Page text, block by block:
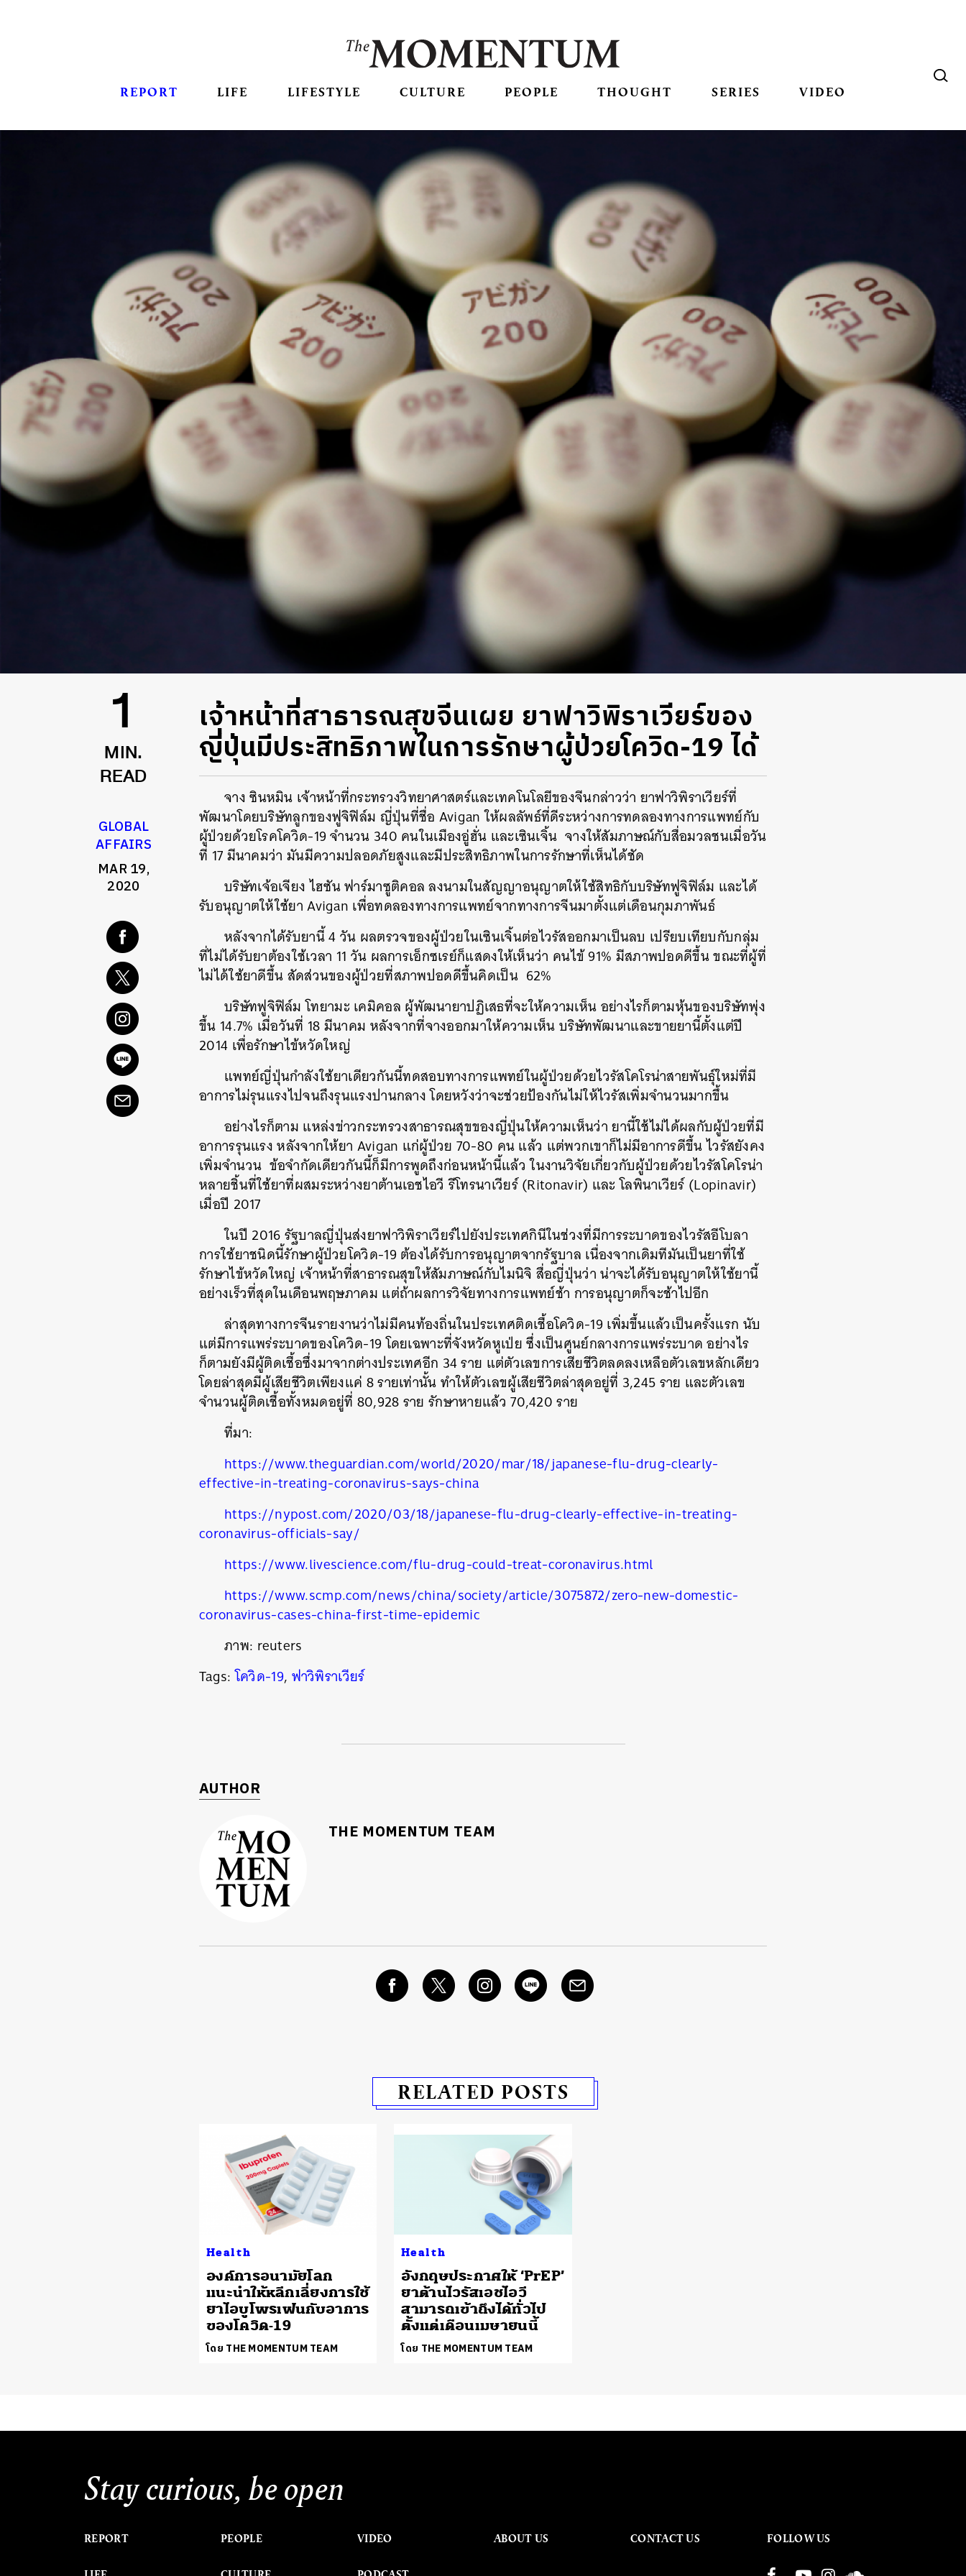
REPORT LIFE LIFESTYLE CULTURE PEOPLE THOUGHT SERIES VIDEO
1
MIN.
READ
GLOBAL
AFFAIRS
MAR 19,
2020
เจ้าหน้าที่สาธารณสุขจีนเผย ยาฟาวิพิราเวียร์ของ
ญี่ปุ่นมีประสิทธิภาพในการรักษาผู้ป่วยโควิด-19 ได้
จาง ซินหมิน เจ้าหน้าที่กระทรวงวิทยาศาสตร์และเทคโนโลยีของจีนกล่าวว่า ยาฟาวิพิราเวียร์ที่
พัฒนาโดยบริษัทลูกของฟูจิฟิล์ม ญี่ปุ่นที่ชื่อ Avigan ให้ผลลัพธ์ที่ดีระหว่างการทดลองทางการแพทย์กับ
ผู้ป่วยด้วยโรคโควิด-19 จำนวน 340 คนในเมืองอู่ฮั่น และเซินเจิ้น จางให้สัมภาษณ์กับสื่อมวลชนเมื่อวัน
ที่ 17 มีนาคมว่า มันมีความปลอดภัยสูงและมีประสิทธิภาพในการรักษาที่เห็นได้ชัด
บริษัทเจ้อเจียง ไฮซัน ฟาร์มาซูติคอล ลงนามในสัญญาอนุญาตให้ใช้สิทธิกับบริษัทฟูจิฟิล์ม และได้
รับอนุญาตให้ใช้ยา Avigan เพื่อทดลองทางการแพทย์จากทางการจีนมาตั้งแต่เดือนกุมภาพันธ์
หลังจากได้รับยานี้ 4 วัน ผลตรวจของผู้ป่วยในเซินเจิ้นต่อไวรัสออกมาเป็นลบ เปรียบเทียบกับกลุ่ม
ที่ไม่ได้รับยาต้องใช้เวลา 11 วัน ผลการเอ็กซเรย์ก็แสดงให้เห็นว่า คนไข้ 91% มีสภาพปอดดีขึ้น ขณะที่ผู้ที่
ไม่ได้ใช้ยาดีขึ้น สัดส่วนของผู้ป่วยที่สภาพปอดดีขึ้นคิดเป็น 62%
บริษัทฟูจิฟิล์ม โทยามะ เคมิคอล ผู้พัฒนายาปฏิเสธที่จะให้ความเห็น อย่างไรก็ตามหุ้นของบริษัทพุ่ง
ขึ้น 14.7% เมื่อวันที่ 18 มีนาคม หลังจากที่จางออกมาให้ความเห็น บริษัทพัฒนาและขายยานี้ตั้งแต่ปี
2014 เพื่อรักษาไข้หวัดใหญ่
แพทย์ญี่ปุ่นกำลังใช้ยาเดียวกันนี้ทดสอบทางการแพทย์ในผู้ป่วยด้วยไวรัสโคโรน่าสายพันธุ์ใหม่ที่มี
อาการไม่รุนแรงไปจนถึงรุนแรงปานกลาง โดยหวังว่าจะช่วยป้องกันไม่ให้ไวรัสเพิ่มจำนวนมากขึ้น
อย่างไรก็ตาม แหล่งข่าวกระทรวงสาธารณสุขของญี่ปุ่นให้ความเห็นว่า ยานี้ใช้ไม่ได้ผลกับผู้ป่วยที่มี
อาการรุนแรง หลังจากให้ยา Avigan แก่ผู้ป่วย 70-80 คน แล้ว แต่พวกเขาก็ไม่มีอาการดีขึ้น ไวรัสยังคง
เพิ่มจำนวน ข้อจำกัดเดียวกันนี้ก็มีการพูดถึงก่อนหน้านี้แล้ว ในงานวิจัยเกี่ยวกับผู้ป่วยด้วยไวรัสโคโรน่า
หลายชิ้นที่ใช้ยาที่ผสมระหว่างยาต้านเอชไอวี รีโทรนาเวียร์ (Ritonavir) และ โลพินาเวียร์ (Lopinavir)
เมื่อปี 2017
ในปี 2016 รัฐบาลญี่ปุ่นส่งยาฟาวิพิราเวียร์ไปยังประเทศกินีในช่วงที่มีการระบาดของไวรัสอีโบลา
การใช้ยาชนิดนี้รักษาผู้ป่วยโควิด-19 ต้องได้รับการอนุญาตจากรัฐบาล เนื่องจากเดิมทีมันเป็นยาที่ใช้
รักษาไข้หวัดใหญ่ เจ้าหน้าที่สาธารณสุขให้สัมภาษณ์กับไมนิจิ สื่อญี่ปุ่นว่า น่าจะได้รับอนุญาตให้ใช้ยานี้
อย่างเร็วที่สุดในเดือนพฤษภาคม แต่ถ้าผลการวิจัยทางการแพทย์ช้า การอนุญาตก็จะช้าไปอีก
ล่าสุดทางการจีนรายงานว่าไม่มีคนท้องถิ่นในประเทศติดเชื้อโควิด-19 เพิ่มขึ้นแล้วเป็นครั้งแรก นับ
แต่มีการแพร่ระบาดของโควิด-19 โดยเฉพาะที่จังหวัดหูเป่ย ซึ่งเป็นศูนย์กลางการแพร่ระบาด อย่างไร
ก็ตามยังมีผู้ติดเชื้อซึ่งมาจากต่างประเทศอีก 34 ราย แต่ตัวเลขการเสียชีวิตลดลงเหลือตัวเลขหลักเดียว
โดยล่าสุดมีผู้เสียชีวิตเพียงแค่ 8 รายเท่านั้น ทำให้ตัวเลขผู้เสียชีวิตล่าสุดอยู่ที่ 3,245 ราย และตัวเลข
จำนวนผู้ติดเชื้อทั้งหมดอยู่ที่ 80,928 ราย รักษาหายแล้ว 70,420 ราย
ที่มา:
https://www.theguardian.com/world/2020/mar/18/japanese-flu-drug-clearly-
effective-in-treating-coronavirus-says-china
https://nypost.com/2020/03/18/japanese-flu-drug-clearly-effective-in-treating-
coronavirus-officials-say/
https://www.livescience.com/flu-drug-could-treat-coronavirus.html
https://www.scmp.com/news/china/society/article/3075872/zero-new-domestic-
coronavirus-cases-china-first-time-epidemic
ภาพ: reuters
Tags:โควิด-19, ฟาวิพิราเวียร์
AUTHOR
THE MOMENTUM TEAM
RELATED POSTS
Health
องค์การอนามัยโลก
แนะนำให้หลีกเลี่ยงการใช้
ยาไอบูโพรเฟนกับอาการ
ของโควิด-19
โดย THE MOMENTUM TEAM
Health
อังกฤษประกาศให้ ‘PrEP’
ยาต้านไวรัสเอชไอวี
สามารถเข้าถึงได้ทั่วไป
ตั้งแต่เดือนเมษายนนี้
โดย THE MOMENTUM TEAM
Stay curious, be open
REPORT PEOPLE VIDEO ABOUT US CONTACT US FOLLOW US